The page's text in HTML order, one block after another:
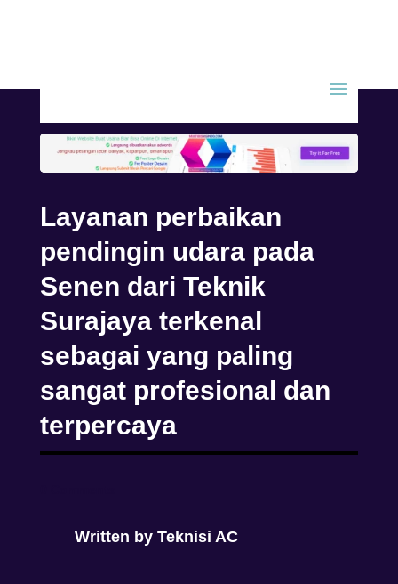
Layanan perbaikan
pendingin udara pada
Senen dari Teknik
Surajaya terkenal
sebagai yang paling
sangat profesional dan
terpercaya
Written by Teknisi AC